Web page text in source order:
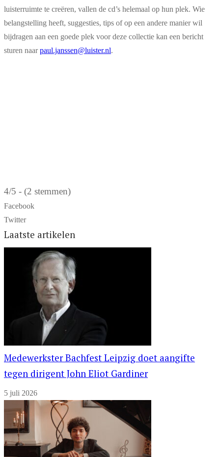
luisterruimte te creëren, vallen de cd’s helemaal op hun plek. Wie
belangstelling heeft, suggesties, tips of op een andere manier wil
bijdragen aan een goede plek voor deze collectie kan een bericht
sturen naarpaul.janssen@luister.nl.
4/5 - (2 stemmen)
Facebook
Twitter
Laatste artikelen
Medewerkster Bachfest Leipzig doet aangifte
tegen dirigent John Eliot Gardiner
5 juli 2026